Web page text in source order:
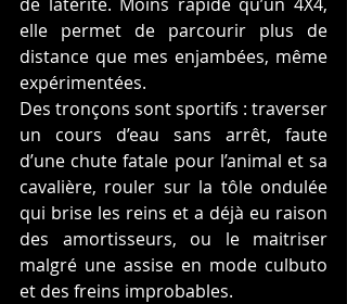
elle permet de parcourir plus de
distance que mes enjambées, même
expérimentées.
Des tronçons sont sportifs : traverser
un cours d’eau sans arrêt, faute
d’une chute fatale pour l’animal et sa
cavalière, rouler sur la tôle ondulée
qui brise les reins et a déjà eu raison
des amortisseurs, ou le maitriser
malgré une assise en mode culbuto
et des freins improbables.